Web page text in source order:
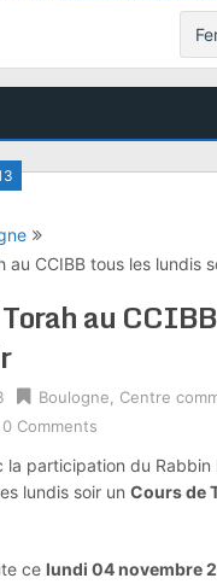
au CCIBB tous les lundis
au
Boulogne
Centre
0 Comments
la participation du Rabbin
lundis soir un Cours de
ce lundi 04 novembre